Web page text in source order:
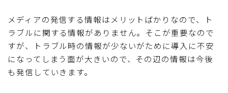
メディアの発信する情報はメリットばかりなので、ト
ラブルに関する情報がありません。そこが重要なので
すが、トラブル時の情報が少ないがために導入に不安
になってしまう面が大きいので、その辺の情報は今後
も発信していきます。